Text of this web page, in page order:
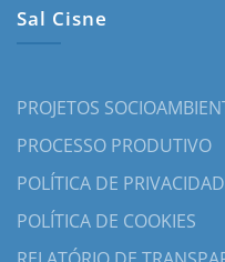
Sal Cisne
PROJETOS
PROCESSO PRODUTIVO
POLÍTICA DE
POLÍTICA DE COOKIES